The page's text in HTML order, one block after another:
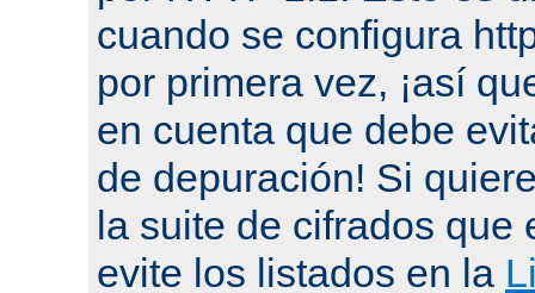
cuando se configura
por primera vez, ¡así
en cuenta que debe
de depuración! Si
la suite de cifrados que
evite los listados en la